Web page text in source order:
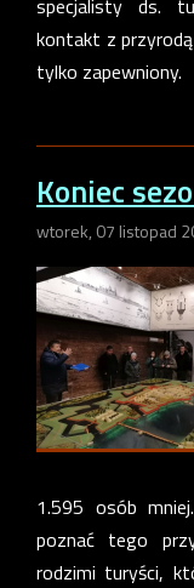
specjalisty ds.
kontakt z
tylko zapewniony.
Koniec
wtorek, 07 listopad
1.595 osób
poznać tego
rodzimi turyści,